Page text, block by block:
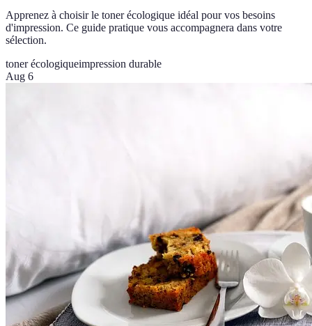
Apprenez à choisir le toner écologique idéal pour vos besoins
d'impression. Ce guide pratique vous accompagnera dans votre
sélection.
toner écologiqueimpression durable
Aug 6